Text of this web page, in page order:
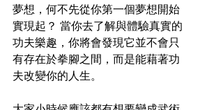
夢想，何不先從你第一個夢想開始
實現起？ 當你去了解與體驗真實的
功夫樂趣，你將會發現它並不會只
有存在於拳腳之間，而是能藉著功
夫改變你的人生。